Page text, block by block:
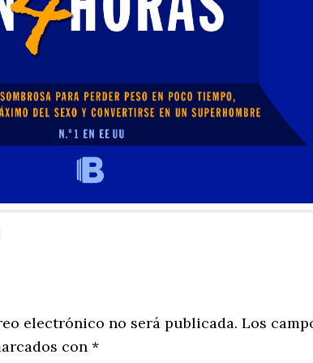
electrónico no será publicada. Los
con *